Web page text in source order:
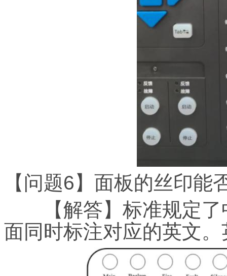
【问题6】面板的丝印
【解答】标准规定了
面同时标注对应的英文